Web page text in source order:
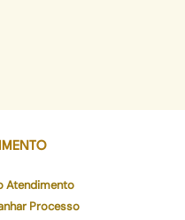
Atendimento
Processo